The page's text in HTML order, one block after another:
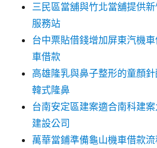
三民區當舖與竹北當舖提供
服務站
台中票貼借錢增加屏東汽機
車借款
高雄隆乳與鼻子整形的童顏
韓式隆鼻
台南安定區建案適合南科建
建設公司
萬華當鋪準備龜山機車借款